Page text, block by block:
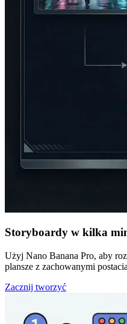
Storyboardy w kilka
Użyj Nano Banana Pro, aby
plansze z zachowanymi
Zacznij tworzyć